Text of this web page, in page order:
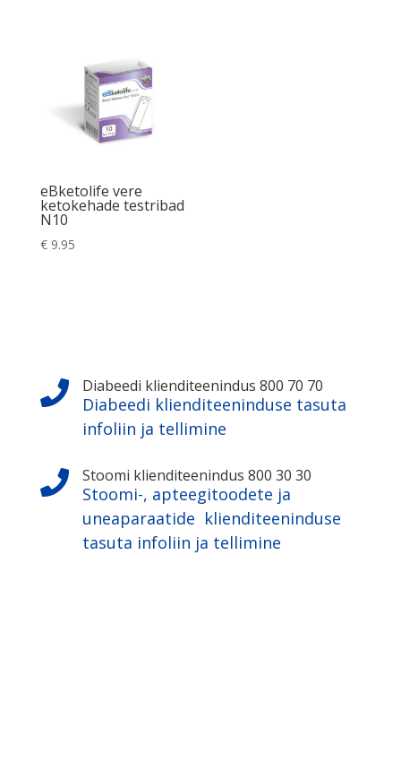
eBketolife vere
ketokehade testribad
N10
€9.95
 Diabeedi klienditeenindus 800 70 70
Diabeedi klienditeeninduse tasuta
infoliin ja tellimine
 Stoomi klienditeenindus 800 30 30
Stoomi-, apteegitoodete ja
uneaparaatide klienditeeninduse
tasuta infoliin ja tellimine